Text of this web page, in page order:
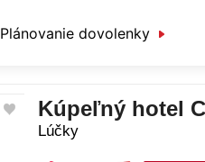
Plánovanie dovolenky
Kúpeľný hotel
Lúčky